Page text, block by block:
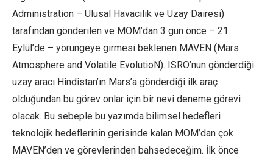
Administration – Ulusal Havacılık ve Uzay Dairesi)
tarafından gönderilen ve MOM’dan 3 gün önce – 21
Eylül’de – yörüngeye girmesi beklenen MAVEN (Mars
Atmosphere and Volatile EvolutioN). ISRO’nun gönderdiği
uzay aracı Hindistan’ın Mars’a gönderdiği ilk araç
olduğundan bu görev onlar için bir nevi deneme görevi
olacak. Bu sebeple bu yazımda bilimsel hedefleri
teknolojik hedeflerinin gerisinde kalan MOM’dan çok
MAVEN’den ve görevlerinden bahsedeceğim. İlk önce